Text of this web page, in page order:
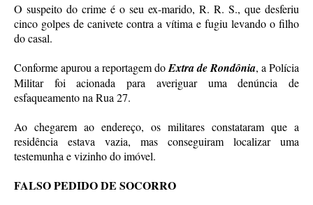
O suspeito do crime é o seu ex-marido, R. R. S., que desferiu
cinco golpes de canivete contra a vítima e fugiu levando o filho
do casal.
Conforme apurou a reportagem doExtra de Rondônia, a Polícia
Militar foi acionada para averiguar uma denúncia de
esfaqueamento na Rua 27.
Ao chegarem ao endereço, os militares constataram que a
residência estava vazia, mas conseguiram localizar uma
testemunha e vizinho do imóvel.
FALSO PEDIDO DE SOCORRO